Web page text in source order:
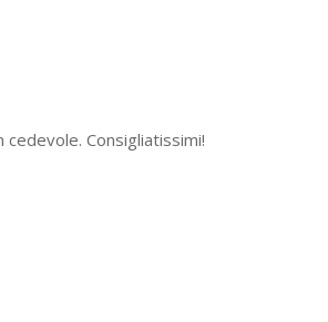
Consigliatissimi!